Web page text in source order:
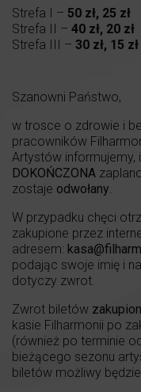
Strefa I – 50 zł, 25 zł
Strefa II – 40 zł, 20 zł
Strefa III – 30 zł, 15 zł
Szanowni Państwo,
w trosce o zdrowie i
pracowników
Artystów informujemy,
DOKOŃCZONA
zostaje odwołany.
W przypadku chęci
zakupione przez
adresem:
podając swoje imię i
dotyczy zwrot.
Zwrot biletów
kasie Filharmonii po
(również po terminie
bieżącego sezonu
biletów możliwy